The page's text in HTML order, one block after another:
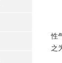
性
之